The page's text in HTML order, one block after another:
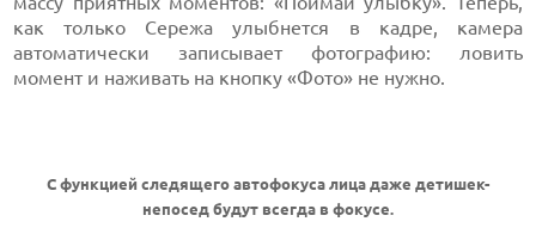
как только Сережа улыбнется в кадре, камера
автоматически записывает фотографию: ловить
момент и наживать на кнопку «Фото» не нужно.
С функцией следящего автофокуса лица даже детишек-
непосед будут всегда в фокусе.